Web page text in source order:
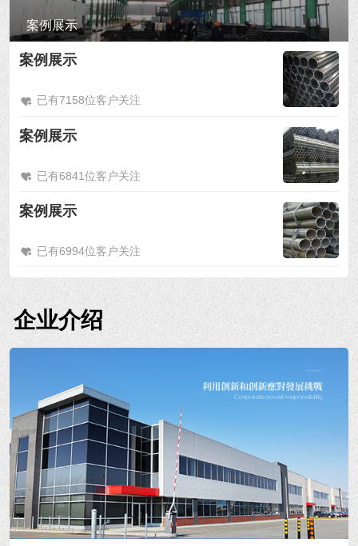
案例展示
案例展示
已有7158位客户关注
案例展示
已有6841位客户关注
案例展示
已有6994位客户关注
企业介绍